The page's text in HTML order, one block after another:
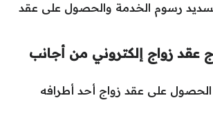
رسوم الخدمة والحصول على عقد
عقد زواج إلكتروني من أجانب
على عقد زواج أحد أطرافه